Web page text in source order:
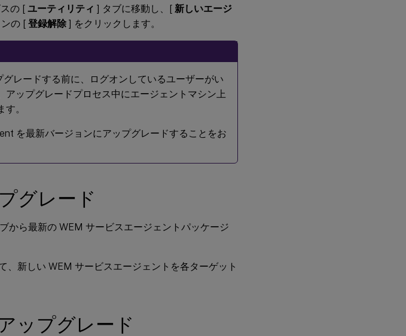
の [ ユーティリティ ] タブに移動し、[ 新しいエージ
の [ 登録解除 ] をクリックします。
レードする前に、ログオンしているユーザーがい
アップグレードプロセス中にエージェントマシン上
。
を最新バージョンにアップグレードすることをお
グレード
から最新の WEM サービスエージェントパッケージ
、新しい WEM サービスエージェントを各ターゲット
ップグレード